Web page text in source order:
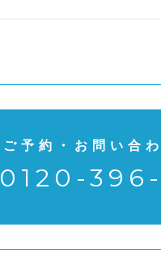
ご予約・お問い合
0120-